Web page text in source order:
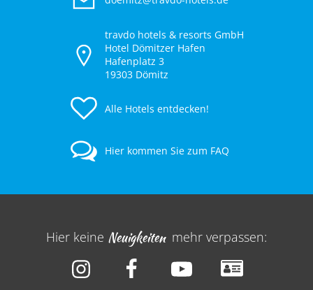
travdo hotels & resorts GmbH
Hotel Dömitzer Hafen
Hafenplatz 3
19303 Dömitz
Alle Hotels entdecken!
Hier kommen Sie zum FAQ
Hier keine Neuigkeiten mehr verpassen: